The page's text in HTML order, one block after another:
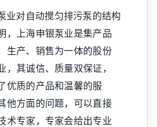
业对自动搅匀排污泵的结构
，上海申银泵业是集产品
生产、销售为一体的股份
，其诚信、质量双保证，
优质的产品和温馨的服
他方面的问题，可以直接
术专家，专家会给出专业